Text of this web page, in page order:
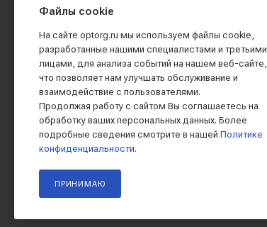
Вакансии
Реквизиты
Контакты
Файлы cookie
На сайте optorg.ru мы используем файлы cookie,
разработанные нашими специалистами и третьими
лицами, для анализа событий на нашем веб-сайте,
что позволяет нам улучшать обслуживание и
взаимодействие с пользователями.
Продолжая работу с сайтом Вы соглашаетесь на
обработку ваших персональных данных. Более
подробные сведения смотрите в нашей Политике
конфиденциальности.
ПРИНИМАЮ